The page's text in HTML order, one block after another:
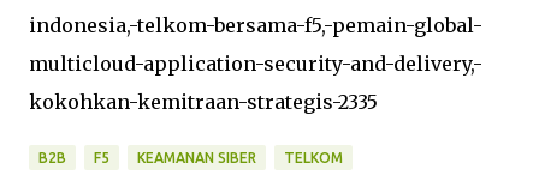
indonesia,-telkom-bersama-f5,-pemain-global-
multicloud-application-security-and-delivery,-
kokohkan-kemitraan-strategis-2335
B2B F5 KEAMANAN SIBER TELKOM